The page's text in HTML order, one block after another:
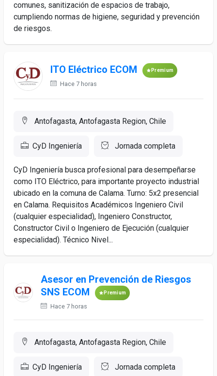
comunes, sanitización de espacios de trabajo,
cumpliendo normas de higiene, seguridad y prevención
de riesgos.
ITO Eléctrico ECOM Premium
Hace 7 horas
Antofagasta, Antofagasta Region, Chile
CyD Ingeniería Jornada completa
CyD Ingeniería busca profesional para desempeñarse
como ITO Eléctrico, para importante proyecto industrial
ubicado en la comuna de Calama. Turno: 5x2 presencial
en Calama. Requisitos Académicos Ingeniero Civil
(cualquier especialidad), Ingeniero Constructor,
Constructor Civil o Ingeniero de Ejecución (cualquier
especialidad). Técnico Nivel...
Asesor en Prevención de Riesgos
SNS ECOM
Premium
Hace 7 horas
Antofagasta, Antofagasta Region, Chile
CyD Ingeniería Jornada completa